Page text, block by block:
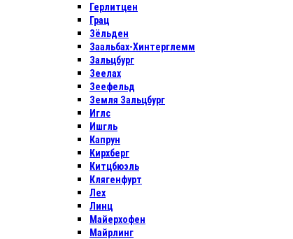
Герлитцен
Грац
Зёльден
Заальбах-Хинтерглемм
Зальцбург
Зеелах
Зеефельд
Земля Зальцбург
Иглс
Ишгль
Капрун
Кирхберг
Китцбюэль
Клягенфурт
Лех
Линц
Майерхофен
Майрлинг